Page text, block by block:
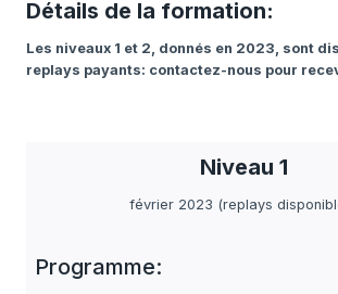
Détails de la formation:
Les niveaux 1 et 2, donnés en 2023, sont
replays payants: contactez-nous pour
Niveau 1
février 2023 (replays
Programme: